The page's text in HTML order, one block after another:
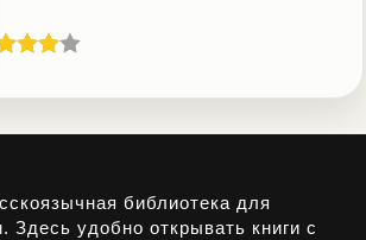
библиотека для
Здесь удобно открывать книги с